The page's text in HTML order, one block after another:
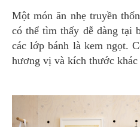
Một món ăn nhẹ truyền thống của Séc, Kolonada. Bạn
có thể tìm thấy dễ dàng tại
các lớp bánh là kem ngọt.
hương vị và kích thước khác